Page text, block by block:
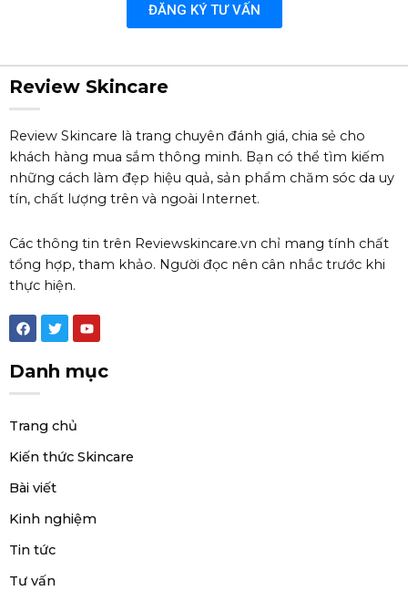
ĐĂNG KÝ TƯ VẤN
Review Skincare
Review Skincare là trang chuyên đánh giá, chia sẻ cho
khách hàng mua sắm thông minh. Bạn có thể tìm kiếm
những cách làm đẹp hiệu quả, sản phẩm chăm sóc da uy
tín, chất lượng trên và ngoài Internet.
Các thông tin trên Reviewskincare.vn chỉ mang tính chất
tổng hợp, tham khảo. Người đọc nên cân nhắc trước khi
thực hiện.
F
a
e
b
o
T
w
t
Y
o
u
Danh mục
Trang chủ
Kiến thức Skincare
Bài viết
Kinh nghiệm
Tin tức
Tư vấn